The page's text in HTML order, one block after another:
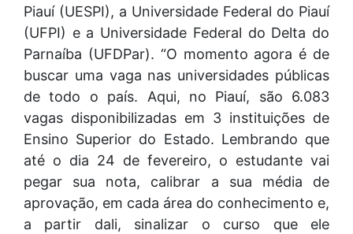
Piauí (UESPI), a Universidade Federal do Piauí
(UFPI) e a Universidade Federal do Delta do
Parnaíba (UFDPar). “O momento agora é de
buscar uma vaga nas universidades públicas
de todo o país. Aqui, no Piauí, são 6.083
vagas disponibilizadas em 3 instituições de
Ensino Superior do Estado. Lembrando que
até o dia 24 de fevereiro, o estudante vai
pegar sua nota, calibrar a sua média de
aprovação, em cada área do conhecimento e,
a partir dali, sinalizar o curso que ele